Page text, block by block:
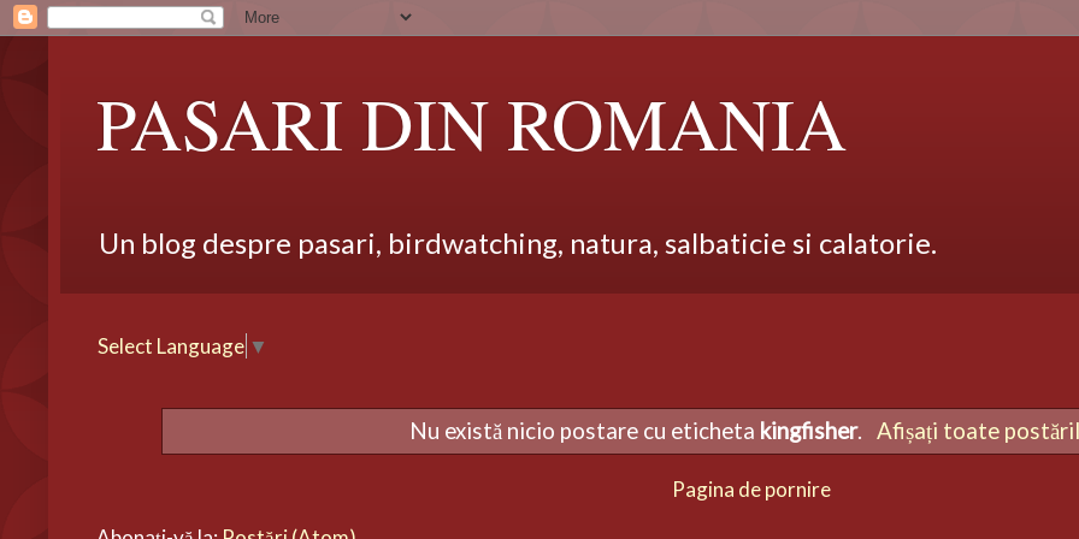
PASARI DIN ROMANIA
Un blog despre pasari, birdwatching, natura, salbaticie si calatorie.
Select Language ▼
Nu există nicio postare cu eticheta kingfisher. Afișați toate
Pagina de pornire